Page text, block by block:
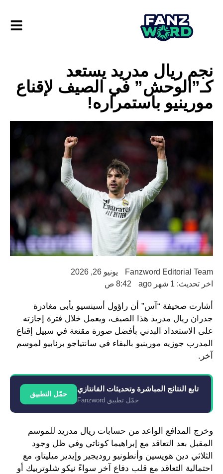
نجم ريال مدريد يستعد
كـ”الوحش” في الصيف لإقناع
مورينيو باستمراره!
Fanzword Editorial Team
يونيو 26, 2026
اخر تحديث: 1 شهر ago
8:42 ص
أشارت صحيفة “آس” أن راؤول أسينسيو يأبى مغادرة
جدران ريال مدريد هذا الصيف، ويعمل خلال فترة إجازته
على الاستعداد البدني بأفضل صورة مقنعة في سبيل إقناع
المدرب جوزيه مورينيو بالبقاء في سانتياجو برنابيو لموسم
آخر.
تابع النتائج المباشرة وتحديثات الفانتازي
حمّل تطبيق Fanzword
حمّل التطبيق
وخرج المدافع الواعد من حسابات ريال مدريد للموسم
المقبل بعد التعاقد مع إبراهيما كوناتي وفي ظل وجود
الثلاثي دين هويسين وأنطونيو روديجير وإيدير ميليتاو، مع
احتمالية التعاقد مع قلب دفاع آخر سواءً نيكو شلوتربيك أو